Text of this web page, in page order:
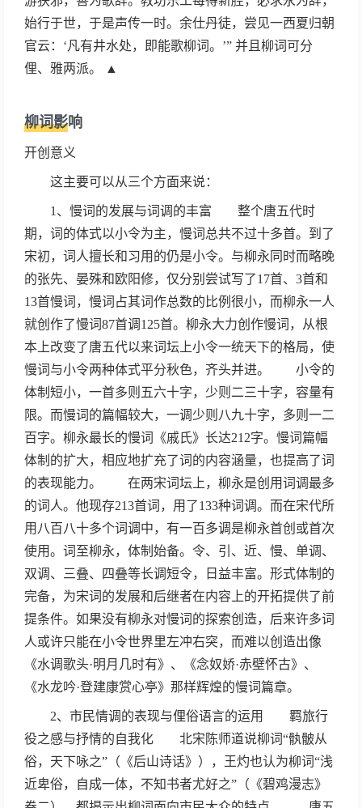
始行于世，于是声传一时。余仕丹徒，尝见一西夏归朝
官云：‘凡有井水处，即能歌柳词。’” 并且柳词可分
俚、雅两派。 ▲
柳词影响
开创意义
这主要可以从三个方面来说：
1、慢词的发展与词调的丰富 整个唐五代时
期，词的体式以小令为主，慢词总共不过十多首。到了
宋初，词人擅长和习用的仍是小令。与柳永同时而略晚
的张先、晏殊和欧阳修，仅分别尝试写了17首、3首和
13首慢词，慢词占其词作总数的比例很小，而柳永一人
就创作了慢词87首调125首。柳永大力创作慢词，从根
本上改变了唐五代以来词坛上小令一统天下的格局，使
慢词与小令两种体式平分秋色，齐头并进。 小令的
体制短小，一首多则五六十字，少则二三十字，容量有
限。而慢词的篇幅较大，一调少则八九十字，多则一二
百字。柳永最长的慢词《戚氏》长达212字。慢词篇幅
体制的扩大，相应地扩充了词的内容涵量，也提高了词
的表现能力。 在两宋词坛上，柳永是创用词调最多
的词人。他现存213首词，用了133种词调。而在宋代所
用八百八十多个词调中，有一百多调是柳永首创或首次
使用。词至柳永，体制始备。令、引、近、慢、单调、
双调、三叠、四叠等长调短令，日益丰富。形式体制的
完备，为宋词的发展和后继者在内容上的开拓提供了前
提条件。如果没有柳永对慢词的探索创造，后来许多词
人或许只能在小令世界里左冲右突，而难以创造出像
《水调歌头·明月几时有》、《念奴娇·赤壁怀古》、
《水龙吟·登建康赏心亭》那样辉煌的慢词篇章。
2、市民情调的表现与俚俗语言的运用 羁旅行
役之感与抒情的自我化 北宋陈师道说柳词“骫骳从
俗，天下咏之”（《后山诗话》），王灼也认为柳词“浅
近卑俗，自成一体，不知书者尤好之”（《碧鸡漫志》